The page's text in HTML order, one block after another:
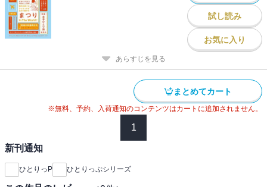
試し読み
お気に入り
あらすじを見る
まとめてカート
※無料、予約、入荷通知のコンテンツはカートに追加されません。
1
新刊通知
ひとりっP ひとりっぷシリーズ